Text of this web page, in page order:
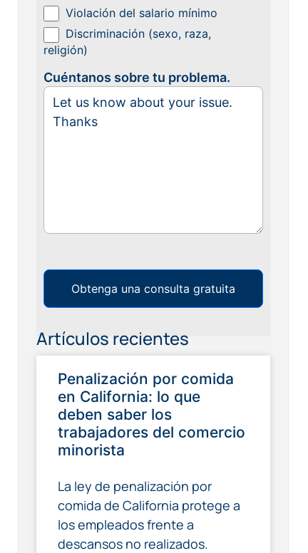
Violación del salario mínimo
Discriminación (sexo, raza,
religión)
Cuéntanos sobre tu problema.
Obtenga una consulta gratuita
Artículos recientes
Penalización por comida
en California: lo que
deben saber los
trabajadores del comercio
minorista
La ley de penalización por
comida de California protege a
los empleados frente a
descansos no realizados.